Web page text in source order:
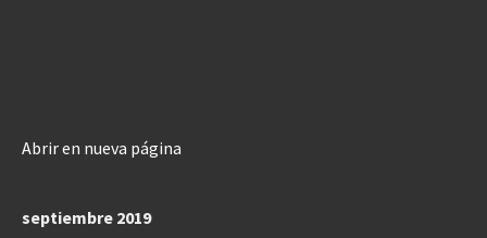
Abrir en nueva página
septiembre 2019